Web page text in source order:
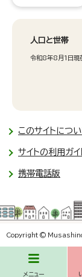
メニュー
人口と世帯
令和8年8月1日現
このサイトにつ
サイトの利用ガイ
携帯電話版
Copyright ©